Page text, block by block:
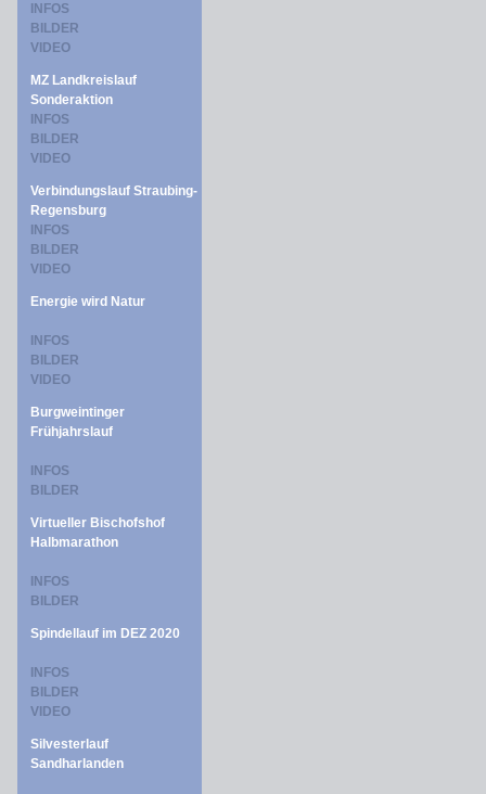
INFOS
BILDER
VIDEO
MZ Landkreislauf
Sonderaktion
INFOS
BILDER
VIDEO
Verbindungslauf Straubing-
Regensburg
INFOS
BILDER
VIDEO
Energie wird Natur
INFOS
BILDER
VIDEO
Burgweintinger
Frühjahrslauf
INFOS
BILDER
Virtueller Bischofshof
Halbmarathon
INFOS
BILDER
Spindellauf im DEZ 2020
INFOS
BILDER
VIDEO
Silvesterlauf
Sandharlanden